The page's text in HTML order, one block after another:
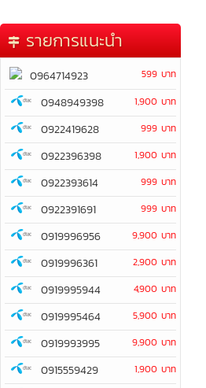
รายการแนะนำ
0964714923 599 บาท
0948949398 1,900 บาท
0922419628 999 บาท
0922396398 1,900 บาท
0922393614 999 บาท
0922391691 999 บาท
0919996956 9,900 บาท
0919996361 2,900 บาท
0919995944 4,900 บาท
0919995464 5,900 บาท
0919993995 9,900 บาท
0915559429 1,900 บาท